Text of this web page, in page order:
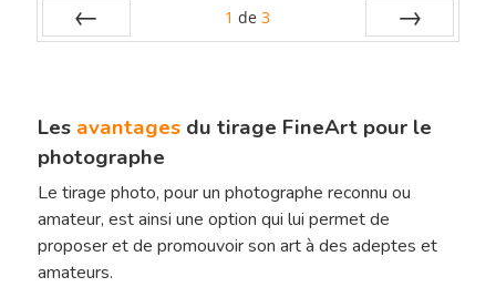
1 de 3
Les avantages du tirage FineArt pour le
photographe
Le tirage photo, pour un photographe reconnu ou
amateur, est ainsi une option qui lui permet de
proposer et de promouvoir son art à des adeptes et
amateurs.